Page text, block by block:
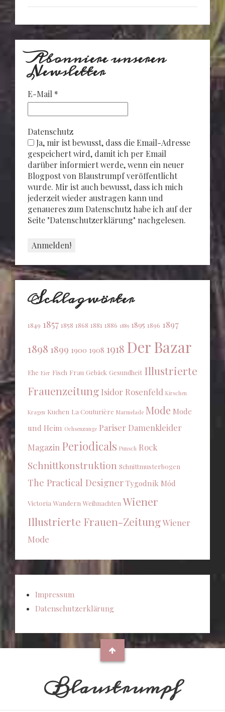
Abonniere unseren
Newsletter
E-Mail *
Datenschutz
Ja, mir ist bewusst, dass die Email-Adresse
gespeichert wird, damit ich per Email
darüber informiert werde, wenn ein neuer
Blogpost von Blaustrumpf veröffentlicht
wurde. Mir ist auch bewusst, dass ich mich
jederzeit wieder austragen kann und
genaueres zum Datenschutz habe ich auf der
Seite "Datenschutzerklärung" nachgelesen.
Schlagwörter
1849 1857 1858 1868 1881 1886 1889 1895 1896 1897
1898 1899 1900 1908 1918 Der Bazar
Ehe Eier Fisch Frau Gebäck Gesundheit Illustrierte
Frauenzeitung Isidor Rosenfeld Kirschen
Kragen Kuchen La Couturière Marmelade Mode Mode
und Heim Ochsenzunge Pariser Damenkleider
Magazin Periodicals Punsch Rock
Schnittkonstruktion Schnittmusterbogen
The Practical Designer Tygodnik Mód
Victoria Wandern Weihnachten Wiener
Illustrierte Frauen-ZeitungWiener
Mode
Impressum
Datenschutzerklärung
Blaustrumpf